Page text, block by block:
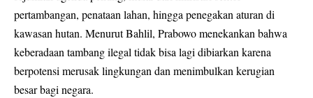
pertambangan, penataan lahan, hingga penegakan aturan di
kawasan hutan. Menurut Bahlil, Prabowo menekankan bahwa
keberadaan tambang ilegal tidak bisa lagi dibiarkan karena
berpotensi merusak lingkungan dan menimbulkan kerugian
besar bagi negara.